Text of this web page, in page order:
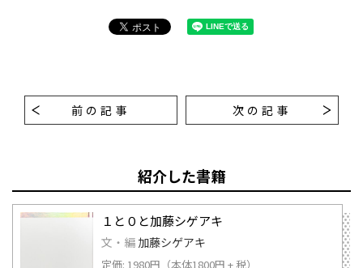
前の記事 次の記事
紹介した書籍
１と０と加藤シゲアキ
文・編 加藤シゲアキ
定価: 1980円（本体1800円 + 税）